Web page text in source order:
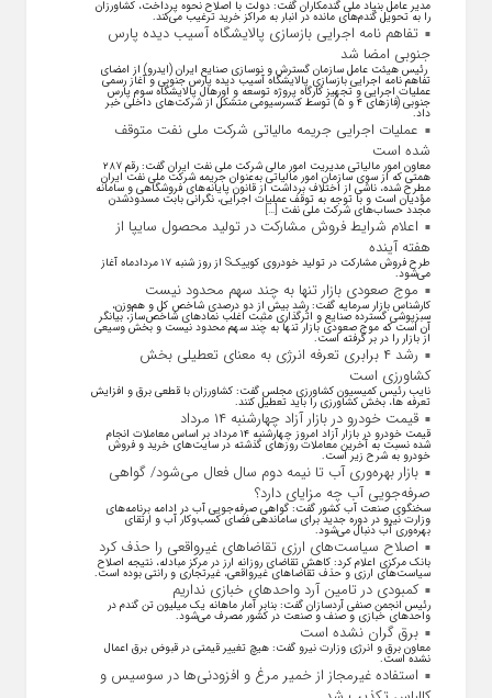
مدیر عامل بنیاد ملی گندمکاران گفت: دولت با اصلاح نحوه پرداخت، کشاورزان
را به تحویل گندم‌های مانده در انبار به مراکز خرید ترغیب می‌کند.
تفاهم نامه اجرایی بازسازی پالایشگاه آسیب دیده پارس
جنوبی امضا شد
رئیس هیئت عامل سازمان گسترش و نوسازی صنایع ایران (ایدرو) از امضای
تفاهم نامه اجرایی بازسازی پالایشگاه آسیب دیده پارس جنوبی و آغاز رسمی
عملیات اجرایی و تجهیز کارگاه پروژه توسعه و اورهال پالایشگاه سوم پارس
جنوبی (فاز‌های ۴ و ۵) توسط کنسرسیومی متشکل از شرکت‌های داخلی خبر
داد.
عملیات اجرایی جریمه مالیاتی شرکت ملی نفت متوقف
شده است
معاون امور مالیاتی مدیریت امور مالی شرکت ملی نفت ایران گفت: رقم ۲۸۷
همتی که از سوی سازمان امور مالیاتی به‌عنوان جریمه شرکت ملی نفت ایران
مطرح شده، ناشی از اختلاف برداشت از قانون پایانه‌های فروشگاهی و سامانه
مؤدیان است و با توجه به توقف عملیات اجرایی، نگرانی بابت مسدودشدن
مجدد حساب‌های شرکت ملی نفت […]
اعلام شرایط فروش مشارکت در تولید محصول سایپا از
هفته آینده
طرح فروش مشارکت در تولید خودروی کوییکS از روز شنبه ۱۷ مردادماه آغاز
می‌شود.
موج صعودی بازار تنها به چند سهم محدود نیست
کارشناس بازار سرمایه گفت: رشد بیش از دو درصدی شاخص کل و هم‌وزن،
سبزپوشی گسترده صنایع و اثرگذاری مثبت اغلب نماد‌های شاخص‌ساز، بیانگر
آن است که موج صعودی بازار تنها به چند سهم محدود نیست و بخش وسیعی
از بازار را در بر گرفته است.
رشد ۴ برابری تعرفه انرژی به معنای تعطیلی بخش
کشاورزی است
نایب رئیس کمیسیون کشاورزی مجلس گفت: کشاورزان با قطعی برق و افزایش
تعرفه ها، بخش کشاورزی را باید تعطیل کنند.
قیمت خودرو در بازار آزاد چهارشنبه ۱۴ مرداد
قیمت خودرو در بازار آزاد امروز چهارشنبه ۱۴ مرداد بر اساس معاملات انجام
شده نسبت به آخرین معاملات روز‌های گذشته در سایت‌های خرید و فروش
خودرو به شرح زیر است.
بازار بهره‌وری آب تا نیمه دوم سال فعال می‌شود/ گواهی
صرفه‌جویی آب چه مزایای دارد؟
سخنگوی صنعت آب کشور گفت: گواهی صرفه‌جویی آب در ادامه برنامه‌های
وزارت نیرو در دوره جدید برای ساماندهی فضای کسب‌وکار آب و ارتقای
بهره‌وری آب دنبال می‌شود.
اصلاح سیاست‌های ارزی تقاضاهای غیرواقعی را حذف کرد
بانک مرکزی اعلام کرد: کاهش تقاضای روزانه ارز در مرکز مبادله، نتیجه اصلاح
سیاست‌های ارزی و حذف تقاضا‌های غیرواقعی، غیرتجاری و رانتی بوده است.
کمبودی در تامین آرد واحد‌های خبازی نداریم
رئیس انجمن صنفی آردسازان گفت: بنابر آمار ماهانه یک میلیون تن گندم در
واحد‌های خبازی و صنف و صنعت در کشور مصرف می‌شود.
برق گران نشده است
معاون برق و انرژی وزارت نیرو گفت: هیچ تغییر قیمتی در قبوض برق اعمال
نشده است.
استفاده غیرمجاز از خمیر مرغ و افزودنی‌ها در سوسیس و